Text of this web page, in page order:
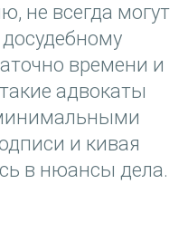
не всегда могут
времени и
адвокаты
и кивая
в нюансы дела.